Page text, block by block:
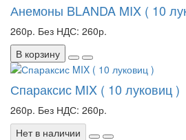
Анемоны BLANDA MIX ( 10
260р. Без НДС: 260р.
В корзину
Спараксис MIX ( 10 луковиц )
260р. Без НДС: 260р.
Нет в наличии